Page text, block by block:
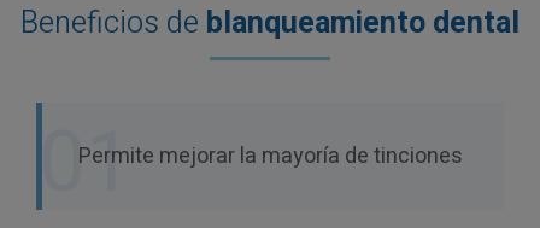
Beneficios de blanqueamiento dental
01
Permite mejorar la mayoría de tinciones